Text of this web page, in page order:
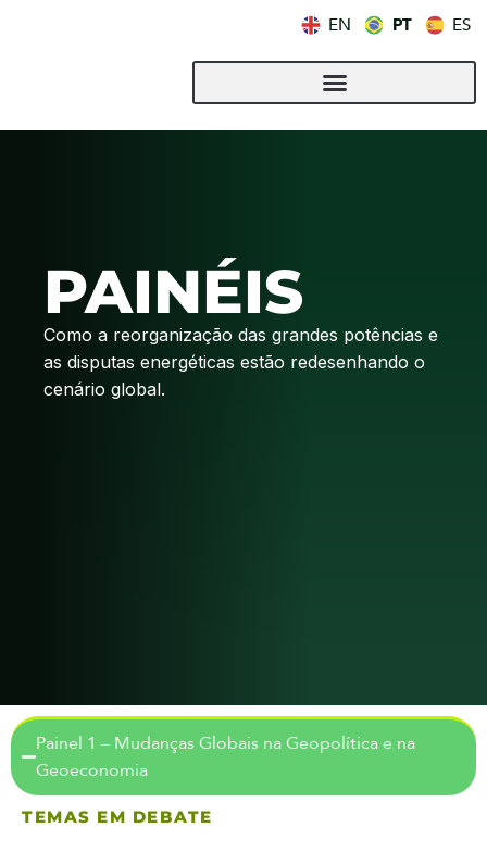
EN PT ES
PAINÉIS
Como a reorganização das grandes potências e
as disputas energéticas estão redesenhando o
cenário global.
Painel 1 – Mudanças Globais na Geopolítica e na
Geoeconomia
TEMAS EM DEBATE